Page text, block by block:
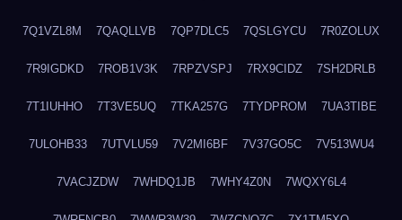
7Q1VZL8M 7QAQLLVB 7QP7DLC5 7QSLGYCU 7R0ZOLUX
7R9IGDKD 7ROB1V3K 7RPZVSPJ 7RX9CIDZ 7SH2DRLB
7T1IUHHO 7T3VE5UQ 7TKA257G 7TYDPROM 7UA3TIBE
7ULOHB33 7UTVLU59 7V2MI6BF 7V37GO5C 7V513WU4
7VACJZDW 7WHDQ1JB 7WHY4Z0N 7WQXY6L4